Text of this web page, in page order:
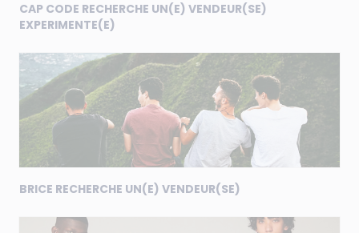
CAP CODE RECHERCHE UN(E) VENDEUR(SE)
EXPERIMENTE(E)
BRICE RECHERCHE UN(E) VENDEUR(SE)